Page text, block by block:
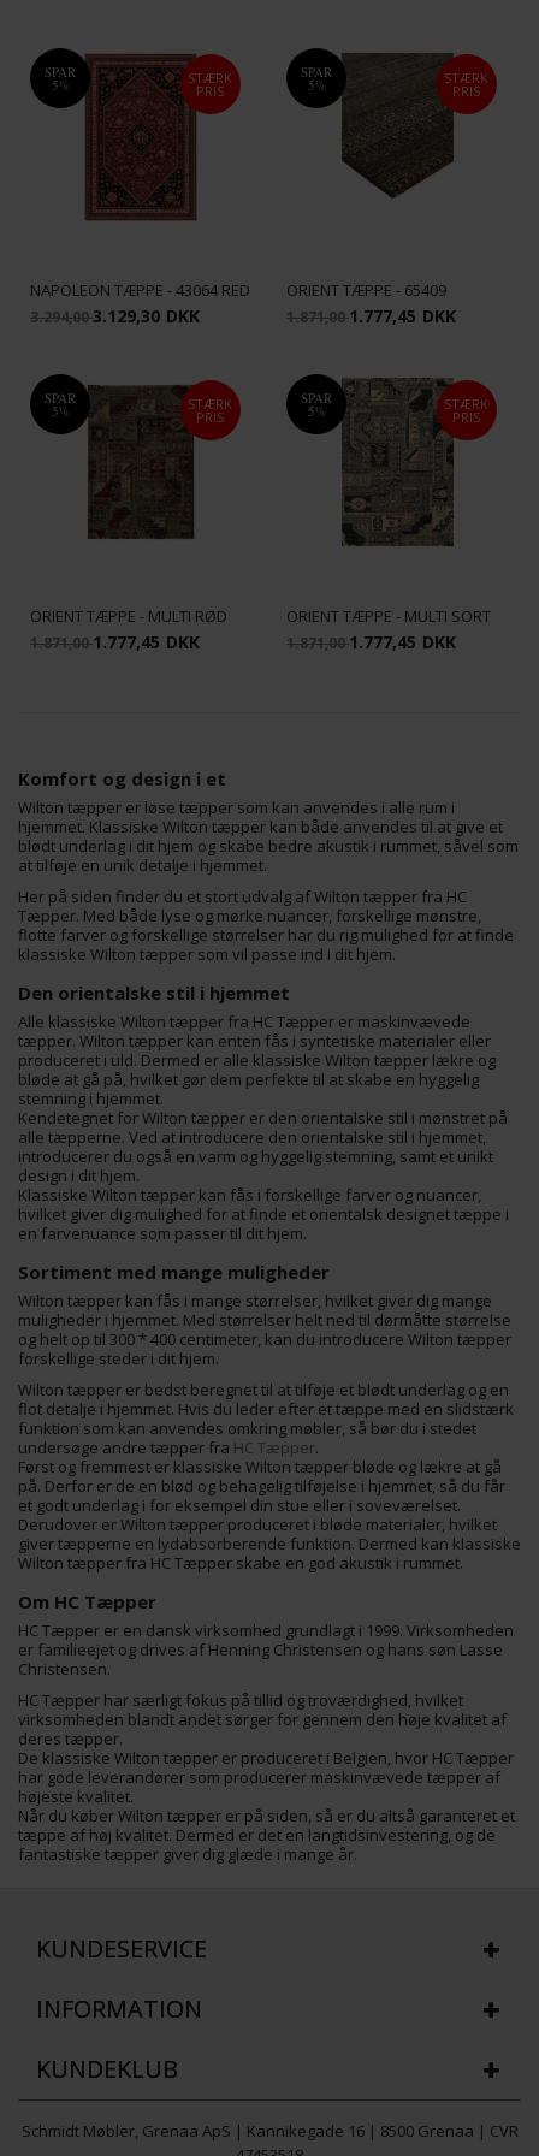
SPAR
5% STÆRK
PRIS
NAPOLEON TÆPPE - 43064 RED
3.294,003.129,30 DKK
SPAR
5% STÆRK
PRIS
ORIENT TÆPPE - 65409
1.871,001.777,45 DKK
SPAR
5% STÆRK
PRIS
ORIENT TÆPPE - MULTI RØD
1.871,001.777,45 DKK
SPAR
5% STÆRK
PRIS
ORIENT TÆPPE - MULTI SORT
1.871,001.777,45 DKK
Komfort og design i et
Wilton tæpper er løse tæpper som kan anvendes i alle rum i
hjemmet. Klassiske Wilton tæpper kan både anvendes til at give et
blødt underlag i dit hjem og skabe bedre akustik i rummet, såvel som
at tilføje en unik detalje i hjemmet.
Her på siden finder du et stort udvalg af Wilton tæpper fra HC
Tæpper. Med både lyse og mørke nuancer, forskellige mønstre,
flotte farver og forskellige størrelser har du rig mulighed for at finde
klassiske Wilton tæpper som vil passe ind i dit hjem.
Den orientalske stil i hjemmet
Alle klassiske Wilton tæpper fra HC Tæpper er maskinvævede
tæpper. Wilton tæpper kan enten fås i syntetiske materialer eller
produceret i uld. Dermed er alle klassiske Wilton tæpper lækre og
bløde at gå på, hvilket gør dem perfekte til at skabe en hyggelig
stemning i hjemmet.
Kendetegnet for Wilton tæpper er den orientalske stil i mønstret på
alle tæpperne. Ved at introducere den orientalske stil i hjemmet,
introducerer du også en varm og hyggelig stemning, samt et unikt
design i dit hjem.
Klassiske Wilton tæpper kan fås i forskellige farver og nuancer,
hvilket giver dig mulighed for at finde et orientalsk designet tæppe i
en farvenuance som passer til dit hjem.
Sortiment med mange muligheder
Wilton tæpper kan fås i mange størrelser, hvilket giver dig mange
muligheder i hjemmet. Med størrelser helt ned til dørmåtte størrelse
og helt op til 300 * 400 centimeter, kan du introducere Wilton tæpper
forskellige steder i dit hjem.
Wilton tæpper er bedst beregnet til at tilføje et blødt underlag og en
flot detalje i hjemmet. Hvis du leder efter et tæppe med en slidstærk
funktion som kan anvendes omkring møbler, så bør du i stedet
undersøge andre tæpper fra HC Tæpper.
Først og fremmest er klassiske Wilton tæpper bløde og lækre at gå
på. Derfor er de en blød og behagelig tilføjelse i hjemmet, så du får
et godt underlag i for eksempel din stue eller i soveværelset.
Derudover er Wilton tæpper produceret i bløde materialer, hvilket
giver tæpperne en lydabsorberende funktion. Dermed kan klassiske
Wilton tæpper fra HC Tæpper skabe en god akustik i rummet.
Om HC Tæpper
HC Tæpper er en dansk virksomhed grundlagt i 1999. Virksomheden
er familieejet og drives af Henning Christensen og hans søn Lasse
Christensen.
HC Tæpper har særligt fokus på tillid og troværdighed, hvilket
virksomheden blandt andet sørger for gennem den høje kvalitet af
deres tæpper.
De klassiske Wilton tæpper er produceret i Belgien, hvor HC Tæpper
har gode leverandører som producerer maskinvævede tæpper af
højeste kvalitet.
Når du køber Wilton tæpper er på siden, så er du altså garanteret et
tæppe af høj kvalitet. Dermed er det en langtidsinvestering, og de
fantastiske tæpper giver dig glæde i mange år.
KUNDESERVICE
INFORMATION
KUNDEKLUB
Schmidt Møbler, Grenaa ApS | Kannikegade 16 | 8500 Grenaa | CVR